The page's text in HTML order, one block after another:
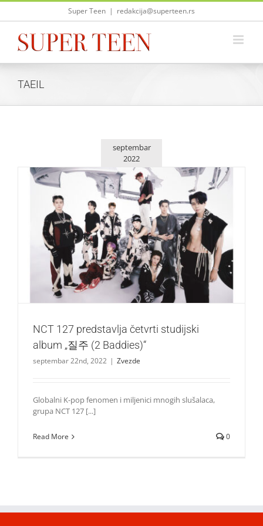
Skip
Super Teen | redakcija@superteen.rs
TAEIL
septembar
2022
NCT 127 predstavlja četvrti studijski album „질주 (2
Baddies)“
Zvezde
NCT 127 predstavlja četvrti studijski
album „질주 (2 Baddies)“
septembar 22nd, 2022 | Zvezde
Globalni K-pop fenomen i miljenici mnogih slušalaca,
grupa NCT 127 [...]
Read More 0